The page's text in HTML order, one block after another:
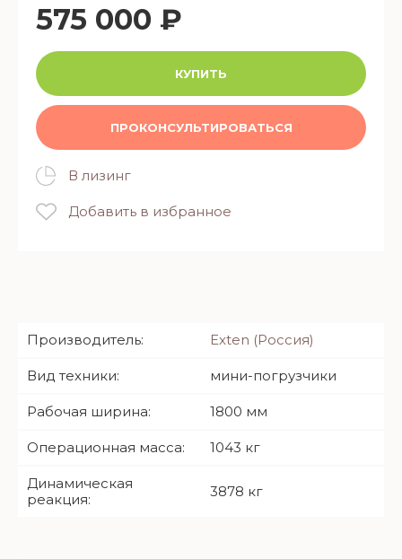
575 000 ₽
КУПИТЬ
ПРОКОНСУЛЬТИРОВАТЬСЯ
В лизинг
Добавить в избранное
Производитель: Exten (Россия)
Вид техники: мини-погрузчики
Рабочая ширина: 1800 мм
Операционная масса: 1043 кг
Динамическая
реакция:
3878 кг